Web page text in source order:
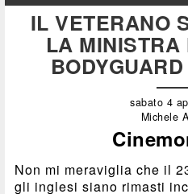
IL VETERANO
LA MINISTRA
sabato 4
Michele
Non mi meraviglia che il
gli inglesi siano rimasti